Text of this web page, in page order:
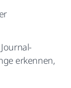
erkennen,